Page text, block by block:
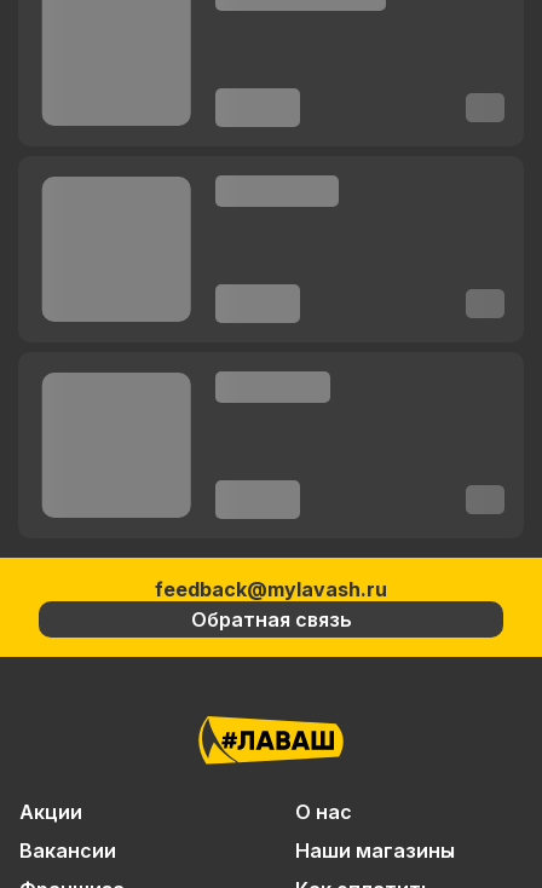
feedback@mylavash.ru
Обратная связь
Акции
О нас
Вакансии
Наши магазины